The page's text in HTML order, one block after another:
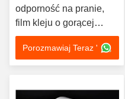
odporność na pranie,
film kleju o gorącej
roztopieniu EAA o
różnej grubości do
plastrów na haftowanie
Porozmawiaj Teraz '